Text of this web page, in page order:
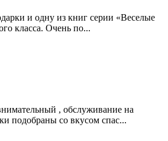
и одну из книг серии «Веселые
класса. Очень по...
, обслуживание на
подобраны со вкусом спас...